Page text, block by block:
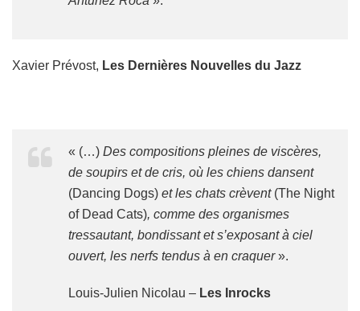
Xavier Prévost, Les Dernières Nouvelles du Jazz
« (…) Des compositions pleines de viscères,
de soupirs et de cris, où les chiens dansent
(Dancing Dogs) et les chats crèvent (The Night
of Dead Cats), comme des organismes
tressautant, bondissant et s’exposant à ciel
ouvert, les nerfs tendus à en craquer».
Louis-Julien Nicolau – Les Inrocks